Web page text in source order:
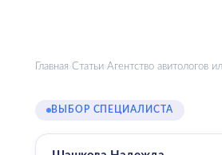
Главная›Статьи›Агентство авитологов
ВЫБОР СПЕЦИАЛИСТА